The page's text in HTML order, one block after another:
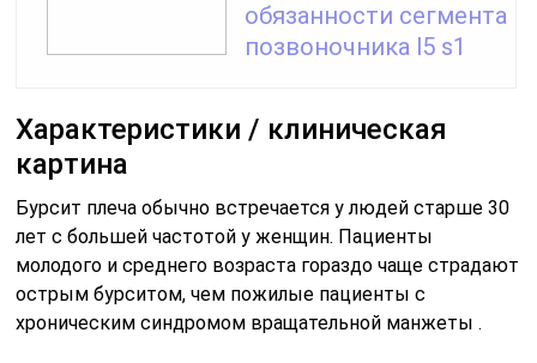
обязанности сегмента
позвоночника l5 s1
Характеристики / клиническая
картина
Бурсит плеча обычно встречается у людей старше 30
лет с большей частотой у женщин. Пациенты
молодого и среднего возраста гораздо чаще страдают
острым бурситом, чем пожилые пациенты с
хроническим синдромом вращательной манжеты .